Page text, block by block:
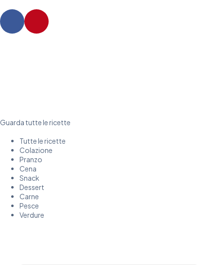
Guarda tutte le ricette
Tutte le ricette
Colazione
Pranzo
Cena
Snack
Dessert
Carne
Pesce
Verdure